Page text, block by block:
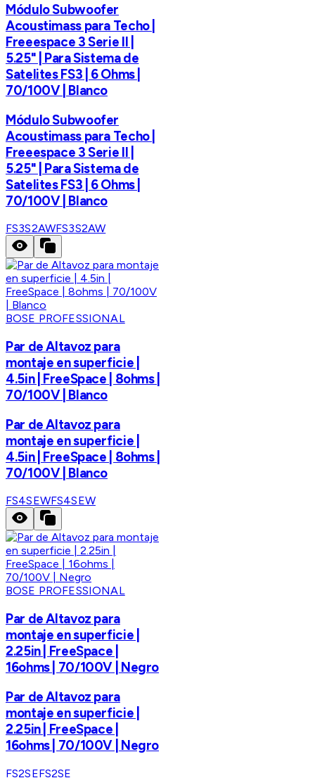
Módulo Subwoofer
Acoustimass para Techo |
Freeespace 3 Serie II |
5.25" | Para Sistema de
Satelites FS3 | 6 Ohms |
70/100V | Blanco
Módulo Subwoofer
Acoustimass para Techo |
Freeespace 3 Serie II |
5.25" | Para Sistema de
Satelites FS3 | 6 Ohms |
70/100V | Blanco
FS3S2AWFS3S2AW
BOSE PROFESSIONAL
Par de Altavoz para
montaje en superficie |
4.5in | FreeSpace | 8ohms |
70/100V | Blanco
Par de Altavoz para
montaje en superficie |
4.5in | FreeSpace | 8ohms |
70/100V | Blanco
FS4SEWFS4SEW
BOSE PROFESSIONAL
Par de Altavoz para
montaje en superficie |
2.25in | FreeSpace |
16ohms | 70/100V | Negro
Par de Altavoz para
montaje en superficie |
2.25in | FreeSpace |
16ohms | 70/100V | Negro
FS2SEFS2SE